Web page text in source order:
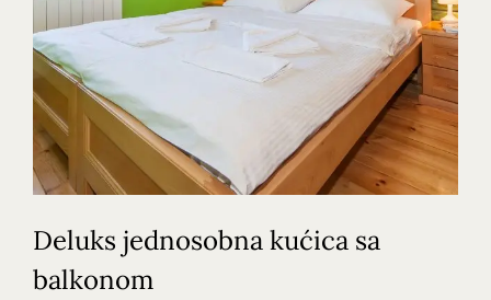
Deluks jednosobna kućica sa
balkonom